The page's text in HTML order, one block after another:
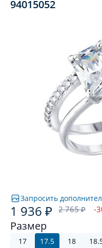
94015052
Запросить
1 936 ₽ 2 765 ₽ -
Размер
17 17.5 18